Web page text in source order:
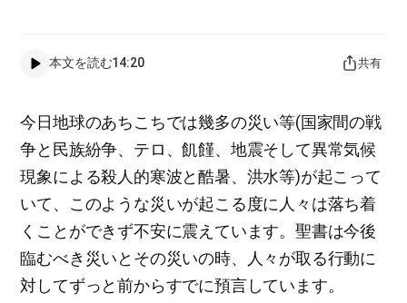
本文を読む14:20 共有
今日地球のあちこちでは幾多の災い等(国家間の戦
争と民族紛争、テロ、飢饉、地震そして異常気候
現象による殺人的寒波と酷暑、洪水等)が起こって
いて、このような災いが起こる度に人々は落ち着
くことができず不安に震えています。聖書は今後
臨むべき災いとその災いの時、人々が取る行動に
対してずっと前からすでに預言しています。